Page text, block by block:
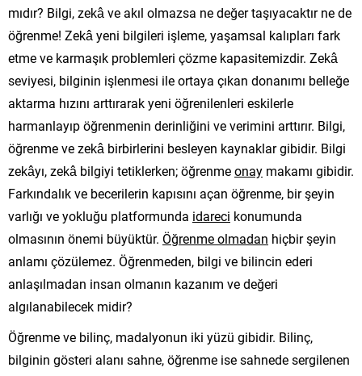
mıdır? Bilgi, zekâ ve akıl olmazsa ne değer taşıyacaktır ne de
öğrenme! Zekâ yeni bilgileri işleme, yaşamsal kalıpları fark
etme ve karmaşık problemleri çözme kapasitemizdir. Zekâ
seviyesi, bilginin işlenmesi ile ortaya çıkan donanımı belleğe
aktarma hızını arttırarak yeni öğrenilenleri eskilerle
harmanlayıp öğrenmenin derinliğini ve verimini arttırır. Bilgi,
öğrenme ve zekâ birbirlerini besleyen kaynaklar gibidir. Bilgi
zekâyı, zekâ bilgiyi tetiklerken; öğrenmeonay makamı gibidir.
Farkındalık ve becerilerin kapısını açan öğrenme, bir şeyin
varlığı ve yokluğu platformunda idareci konumunda
olmasının önemi büyüktür. Öğrenme olmadan hiçbir şeyin
anlamı çözülemez. Öğrenmeden, bilgi ve bilincin ederi
anlaşılmadan insan olmanın kazanım ve değeri
algılanabilecek midir?
Öğrenme ve bilinç, madalyonun iki yüzü gibidir. Bilinç,
bilginin gösteri alanı sahne, öğrenme ise sahnede sergilenen